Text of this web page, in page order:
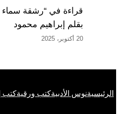
قراءة في “رشقة سماء
بقلم إبراهيم محمود
20 أكتوبر، 2025
الرئيسيةنوس الأدبيةكتب ورقيةكتب